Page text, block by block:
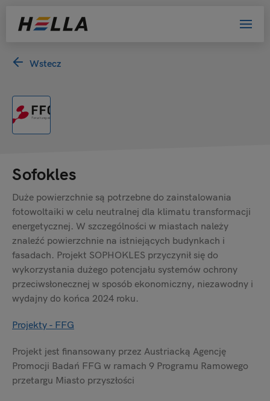
Wstecz
Sofokles
Duże powierzchnie są potrzebne do zainstalowania
fotowoltaiki w celu neutralnej dla klimatu transformacji
energetycznej. W szczególności w miastach należy
znaleźć powierzchnie na istniejących budynkach i
fasadach. Projekt SOPHOKLES przyczynił się do
wykorzystania dużego potencjału systemów ochrony
przeciwsłonecznej w sposób ekonomiczny, niezawodny i
wydajny do końca 2024 roku.
Projekty - FFG
Projekt jest finansowany przez Austriacką Agencję
Promocji Badań FFG w ramach 9 Programu Ramowego
przetargu Miasto przyszłości